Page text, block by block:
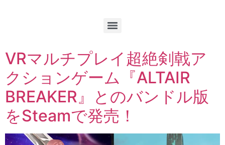
VRマルチプレイ超絶剣戟ア
クションゲーム『ALTAIR
BREAKER』とのバンドル版
をSteamで発売！